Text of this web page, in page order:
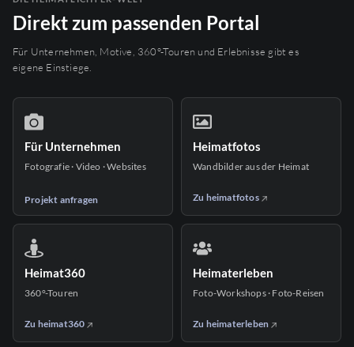
Direkt zum passenden Portal
Für Unternehmen, Motive, 360°-Touren und Erlebnisse gibt es
eigene Einstiege.
Für Unternehmen
Fotografie · Video · Websites
Projekt anfragen
Heimatfotos
Wandbilder aus der Heimat
Zu heimatfotos
Heimat360
360°-Touren
Zu heimat360
Heimaterleben
Foto-Workshops · Foto-Reisen
Zu heimaterleben